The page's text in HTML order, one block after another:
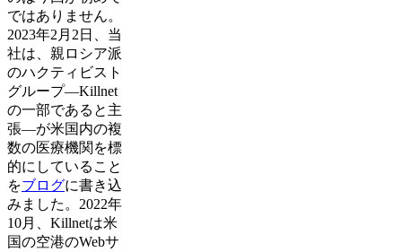
ではありません。
2023年2月2日、当
社は、親ロシア派
のハクティビスト
グループ—Killnet
の一部であると主
張—が米国内の複
数の医療機関を標
的にしていること
をブログに書き込
みました。2022年
10月、Killnetは米
国の空港のWebサ